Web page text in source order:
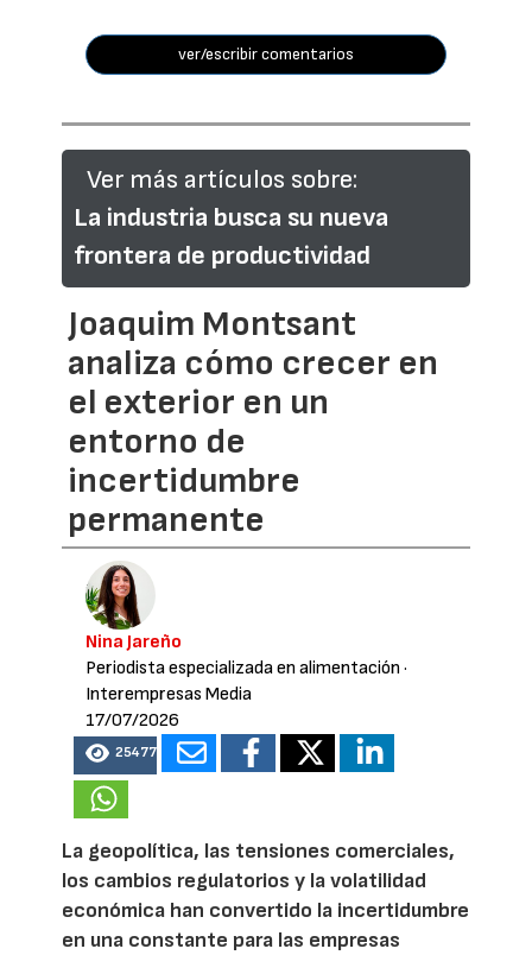
ver/escribir comentarios
Ver más artículos sobre:
La industria busca su nueva
frontera de productividad
Joaquim Montsant
analiza cómo crecer en
el exterior en un
entorno de
incertidumbre
permanente
Nina Jareño
Periodista especializada en alimentación ·
Interempresas Media
17/07/2026
25477
La geopolítica, las tensiones comerciales,
los cambios regulatorios y la volatilidad
económica han convertido la incertidumbre
en una constante para las empresas